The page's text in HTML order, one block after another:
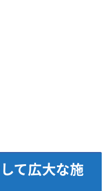
て広大な施